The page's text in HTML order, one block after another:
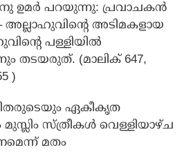
പറയുന്നു: പ്രവാചകന്‍
അടിമകളായ
പള്ളിയില്‍
തടയരുത്. (മാലിക് 647,
)
ഏകീകൃത
മുസ്ലിം സ്ത്രീകള്‍ വെള്ളിയാഴ്ച
മതം